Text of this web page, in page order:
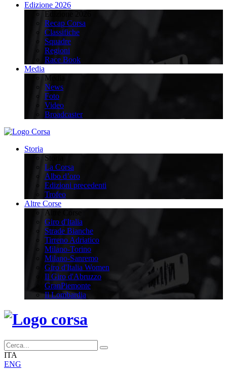
Edizione 2026
Edizione 2026
Recap Corsa
Classifiche
Squadre
Regioni
Race Book
Media
Media
News
Foto
Video
Broadcaster
Storia
Storia
La Corsa
Albo d’oro
Edizioni precedenti
Trofeo
Altre Corse
Altre Corse
Giro d'Italia
Strade Bianche
Tirreno Adriatico
Milano-Torino
Milano-Sanremo
Giro d'Italia Women
Il Giro d'Abruzzo
GranPiemonte
Il Lombardia
ITA
ENG